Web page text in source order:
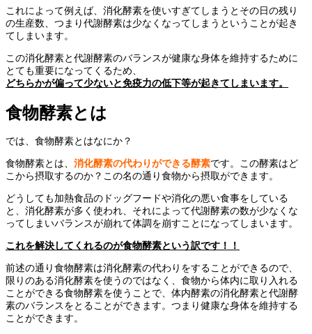
これによって例えば、消化酵素を使いすぎてしまうとその日の残り
の生産数、つまり代謝酵素は少なくなってしまうということが起き
てしまいます。
この消化酵素と代謝酵素のバランスが健康な身体を維持するために
とても重要になってくるため、
どちらかが偏って少ないと免疫力の低下等が起きてしまいます。
食物酵素とは
では、食物酵素とはなにか？
食物酵素とは、 消化酵素の代わりができる酵素です。この酵素はど
こから摂取するのか？この名の通り食物から摂取ができます。
どうしても加熱食品のドッグフードや消化の悪い食事をしている
と、消化酵素が多く使われ、それによって代謝酵素の数が少なくな
ってしまいバランスが崩れて体調を崩すことになってしまいます。
これを解決してくれるのが食物酵素という訳です！！
前述の通り食物酵素は消化酵素の代わりをすることができるので、
限りのある消化酵素を使うのではなく、食物から体内に取り入れる
ことができる食物酵素を使うことで、体内酵素の消化酵素と代謝酵
素のバランスをとることができます。つまり健康な身体を維持する
ことができます。